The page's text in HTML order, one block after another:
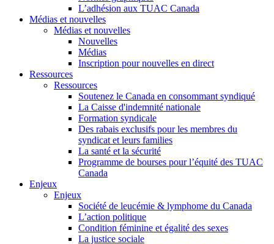
L’adhésion aux TUAC Canada
Médias et nouvelles
Médias et nouvelles
Nouvelles
Médias
Inscription pour nouvelles en direct
Ressources
Ressources
Soutenez le Canada en consommant syndiqué
La Caisse d'indemnité nationale
Formation syndicale
Des rabais exclusifs pour les membres du
syndicat et leurs families
La santé et la sécurité
Programme de bourses pour l’équité des TUAC
Canada
Enjeux
Enjeux
Société de leucémie & lymphome du Canada
L’action politique
Condition féminine et égalité des sexes
La justice sociale